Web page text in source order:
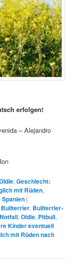
erfolgen!
– Alejandro
,Geschlecht:
mit Rüden,
|
Bullterrier, Bullterrier-
Notfall,Oldie, Pitbull,
Kinder eventuell
mit Rüden nach